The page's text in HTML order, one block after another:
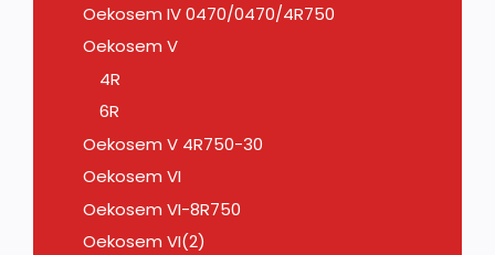
Oekosem IV 0470/0470/4R750
Oekosem V
4R
6R
Oekosem V 4R750-30
Oekosem VI
Oekosem VI-8R750
Oekosem VI(2)